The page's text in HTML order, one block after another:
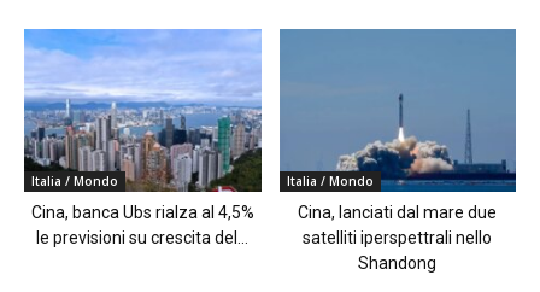
Italia / Mondo
Cina, banca Ubs rialza al 4,5%
le previsioni su crescita del...
Italia / Mondo
Cina, lanciati dal mare due
satelliti iperspettrali nello
Shandong